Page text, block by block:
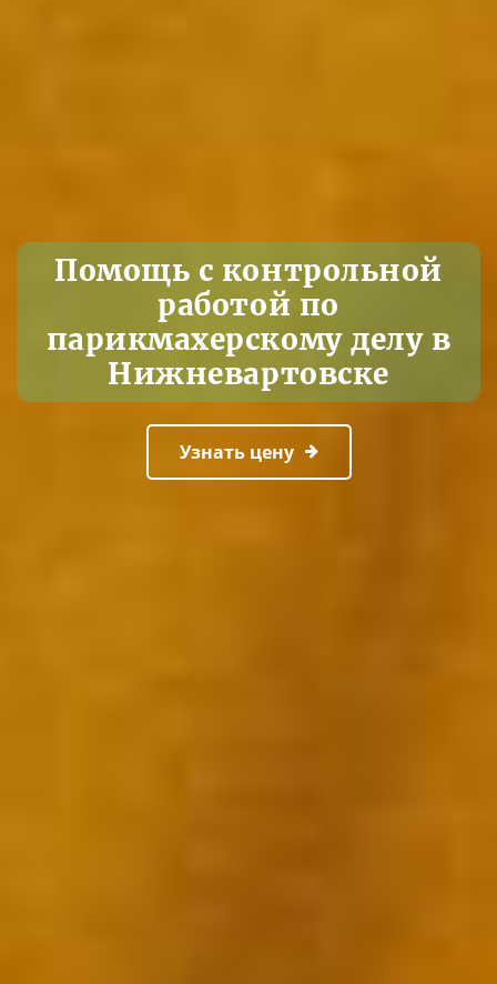
Помощь с контрольной
работой по
парикмахерскому делу в
Нижневартовске
Узнать цену